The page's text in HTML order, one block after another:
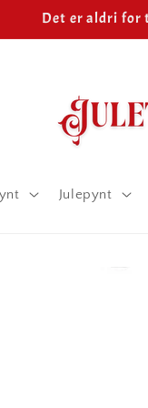
Det er aldri for
Julepynt